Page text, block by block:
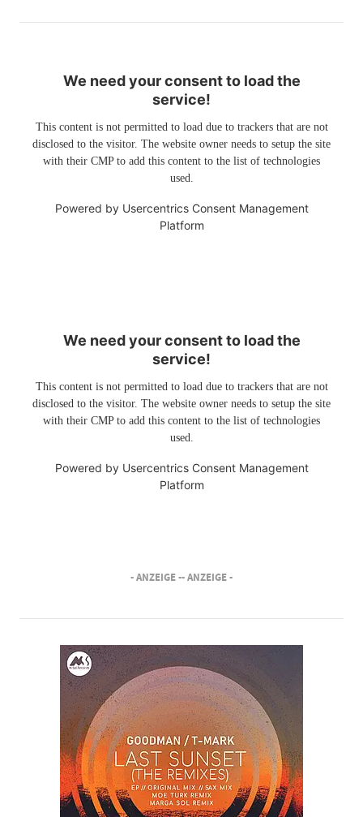
We need your consent to load the
service!
This content is not permitted to load due to trackers that are not
disclosed to the visitor. The website owner needs to setup the site
with their CMP to add this content to the list of technologies
used.
Powered by Usercentrics Consent Management
Platform
We need your consent to load the
service!
This content is not permitted to load due to trackers that are not
disclosed to the visitor. The website owner needs to setup the site
with their CMP to add this content to the list of technologies
used.
Powered by Usercentrics Consent Management
Platform
- ANZEIGE -- ANZEIGE -